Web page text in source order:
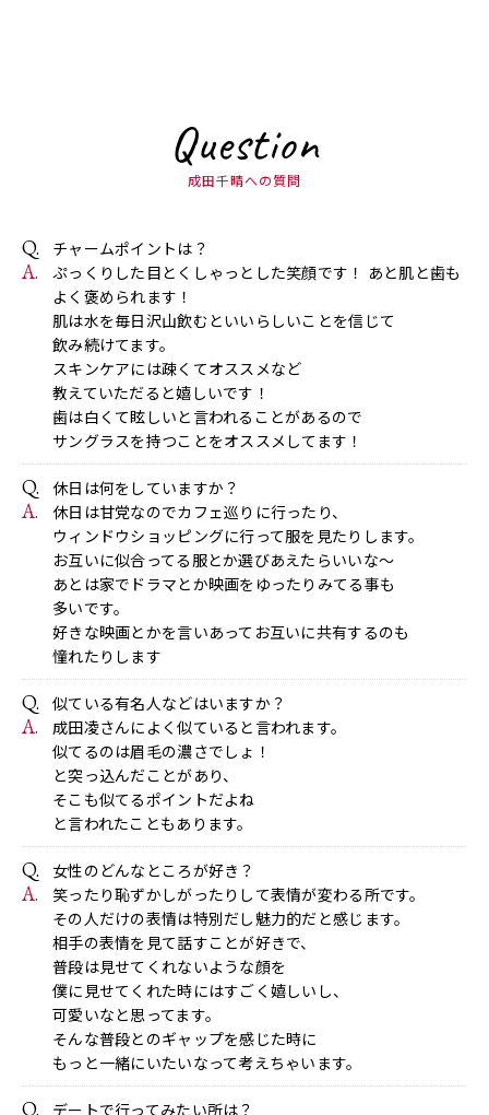
Question
成田千晴への質問
チャームポイントは？
ぷっくりした目とくしゃっとした笑顔です！ あと肌と歯も
よく褒められます！
肌は水を毎日沢山飲むといいらしいことを信じて
飲み続けてます。
スキンケアには疎くてオススメなど
教えていただると嬉しいです！
歯は白くて眩しいと言われることがあるので
サングラスを持つことをオススメしてます！
休日は何をしていますか？
休日は甘党なのでカフェ巡りに行ったり、
ウィンドウショッピングに行って服を見たりします。
お互いに似合ってる服とか選びあえたらいいな〜
あとは家でドラマとか映画をゆったりみてる事も
多いです。
好きな映画とかを言いあってお互いに共有するのも
憧れたりします
似ている有名人などはいますか？
成田凌さんによく似ていると言われます。
似てるのは眉毛の濃さでしょ！
と突っ込んだことがあり、
そこも似てるポイントだよね
と言われたこともあります。
女性のどんなところが好き？
笑ったり恥ずかしがったりして表情が変わる所です。
その人だけの表情は特別だし魅力的だと感じます。
相手の表情を見て話すことが好きで、
普段は見せてくれないような顔を
僕に見せてくれた時にはすごく嬉しいし、
可愛いなと思ってます。
そんな普段とのギャップを感じた時に
もっと一緒にいたいなって考えちゃいます。
デートで行ってみたい所は？